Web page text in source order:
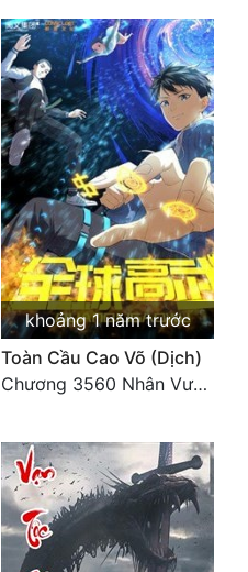
khoảng 1 năm trước
Toàn Cầu Cao Võ (Dịch)
Chương 3560 Nhân Vương trở về - END